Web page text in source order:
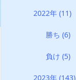
2022年 (11)
勝ち(6)
負け(5)
2023年 (143)